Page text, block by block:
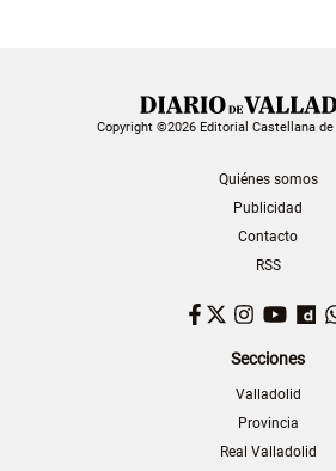
Copyright ©2026 Editorial Castellana
Quiénes somos
Publicidad
Contacto
RSS
Facebook
Twitter
Secciones
Valladolid
Provincia
Real Valladolid